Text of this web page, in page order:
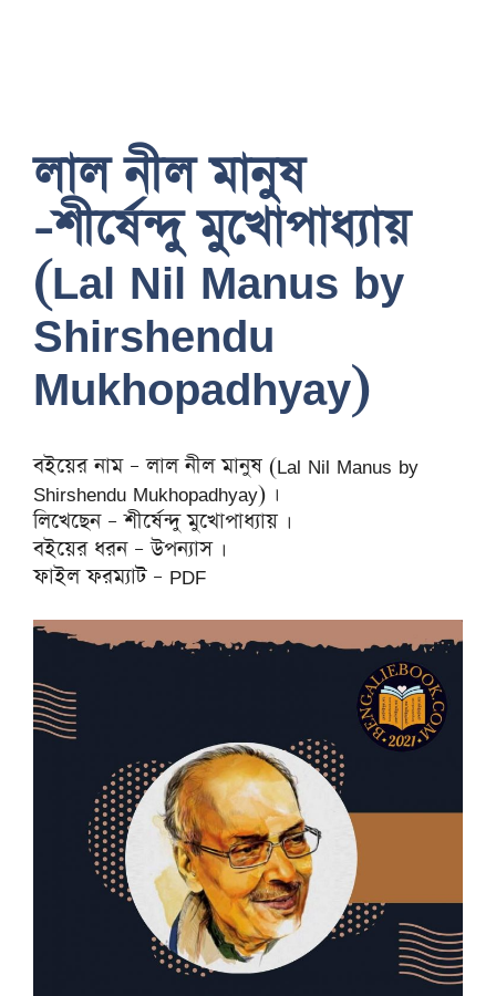
লাল নীল মানুষ
-শীর্ষেন্দু মুখোপাধ্যায়
(Lal Nil Manus by
Shirshendu
Mukhopadhyay)
বইয়ের নাম – লাল নীল মানুষ (Lal Nil Manus by
Shirshendu Mukhopadhyay) ।
লিখেছেন – শীর্ষেন্দু মুখোপাধ্যায় ।
বইয়ের ধরন – উপন্যাস ।
ফাইল ফরম্যাট – PDF